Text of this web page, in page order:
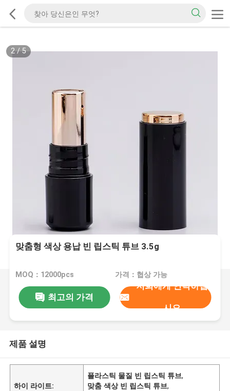
2/5
맞춤형 색상 용납 빈 립스틱 튜브 3.5g
MOQ：12000pcs 가격：협상 가능
최고의 가격
저희에게 연락하십
시오
제품 설명
하이 라이트:
플라스틱 물질 빈 립스틱 튜브,
맞춤 색상 빈 립스틱 튜브,